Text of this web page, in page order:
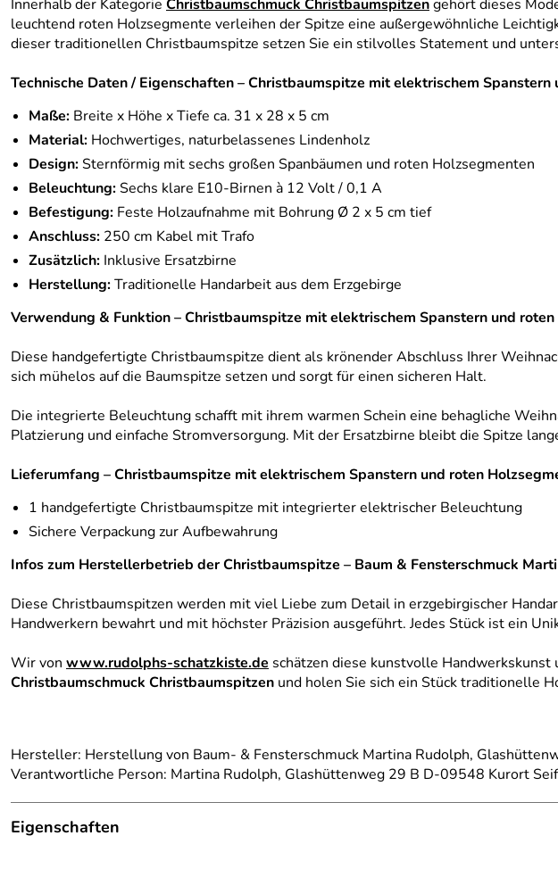
Innerhalb der Kategorie Christbaumschmuck Christbaumspitzengehört dieses
leuchtend roten Holzsegmente verleihen der Spitze eine außergewöhnliche
dieser traditionellen Christbaumspitze setzen Sie ein stilvolles Statement und
Technische Daten / Eigenschaften – Christbaumspitze mit elektrischem
Maße: Breite x Höhe x Tiefe ca. 31 x 28 x 5 cm
Material: Hochwertiges, naturbelassenes Lindenholz
Design:Sternförmig mit sechs großen Spanbäumen und roten Holzsegmenten
Beleuchtung:Sechs klare E10-Birnen à 12 Volt / 0,1 A
Befestigung: Feste Holzaufnahme mit Bohrung Ø 2 x 5 cm tief
Anschluss: 250 cm Kabel mit Trafo
Zusätzlich: Inklusive Ersatzbirne
Herstellung:Traditionelle Handarbeit aus dem Erzgebirge
Verwendung & Funktion – Christbaumspitze mit elektrischem Spanstern und
Diese handgefertigte Christbaumspitze dient als krönender Abschluss Ihrer
sich mühelos auf die Baumspitze setzen und sorgt für einen sicheren Halt.
Die integrierte Beleuchtung schafft mit ihrem warmen Schein eine behagliche
Platzierung und einfache Stromversorgung. Mit der Ersatzbirne bleibt die Spitze
Lieferumfang – Christbaumspitze mit elektrischem Spanstern und roten
1 handgefertigte Christbaumspitze mit integrierter elektrischer Beleuchtung
Sichere Verpackung zur Aufbewahrung
Infos zum Herstellerbetrieb der Christbaumspitze – Baum & Fensterschmuck
Diese Christbaumspitzen werden mit viel Liebe zum Detail in erzgebirgischer
Handwerkern bewahrt und mit höchster Präzision ausgeführt. Jedes Stück ist ein
Wir von www.rudolphs-schatzkiste.de schätzen diese kunstvolle
Christbaumschmuck Christbaumspitzen und holen Sie sich ein Stück traditionelle
Hersteller: Herstellung von Baum- & Fensterschmuck Martina Rudolph,
Verantwortliche Person: Martina Rudolph, Glashüttenweg 29 B D-09548 Kurort
Eigenschaften